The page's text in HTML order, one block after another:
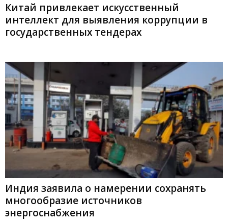
Китай привлекает искусственный
интеллект для выявления коррупции в
государственных тендерах
Индия заявила о намерении сохранять
многообразие источников
энергоснабжения